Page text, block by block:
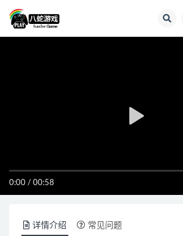
0:00 / 00:58
详情介绍 常见问题